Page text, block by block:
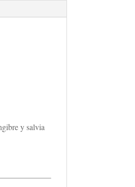
y salvia